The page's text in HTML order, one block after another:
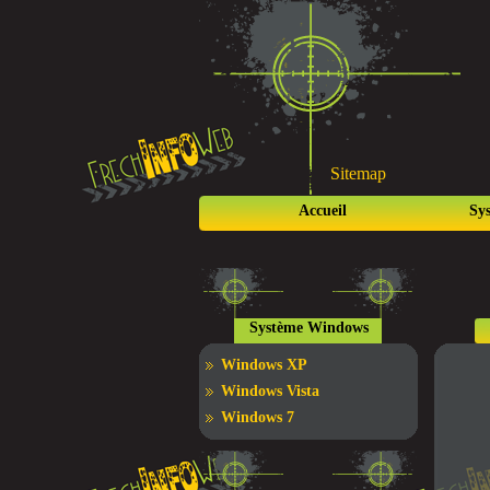
Sitemap
Accueil
Système Windows
Windows XP
Windows Vista
Windows 7